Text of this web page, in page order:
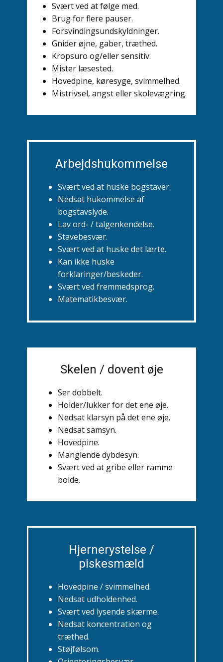
Svært ved at følge med.
Brug for flere pauser.
Forsvindingsundskyldninger.
Gnider øjne, gaber, træthed.
Kropsuro og/eller sensitiv.
Mister læsested.
Hovedpine, køresyge, svimmelhed.
Mistrivsel, angst eller skolevægring.
Arbejdshukommelse
Svært ved at huske bogstaver.
Nedsat hukommelse af
bogstavslyde.
Lav ord- / talgenkendelse.
Stavebesvær.
Svært ved at huske det lærte.
Kan ikke huske
forklaringer/beskeder.
Svært ved fremmedsprog.
Matematikbesvær.
Skelen / dovent øje
Ser dobbelt.
Holder/lukker for det ene øje.
Nedsat klarsyn på det ene øje.
Nedsat samsyn.
Hovedpine.
Manglende dybdesyn.
Svært ved at gribe eller ramme
bolde.
Hjernerystelse /
piskesmæld
Hovedpine / svimmelhed.
Nedsat udholdenhed.
Svært ved lysende skærme.
Nedsat koncentration og
træthed.
Støjfølsom.